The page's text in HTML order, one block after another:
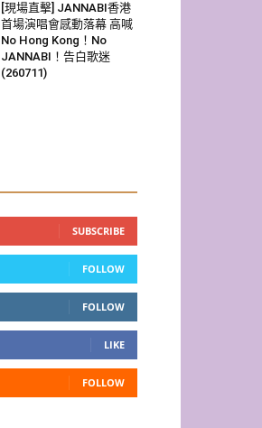
[現場直擊] JANNABI香港
首場演唱會感動落幕 高喊
No Hong Kong！No
JANNABI！告白歌迷
(260711)
SUBSCRIBE
FOLLOW
FOLLOW
LIKE
FOLLOW